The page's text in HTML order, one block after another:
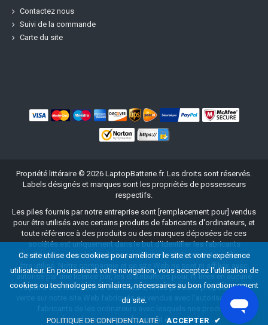
Contactez nous
Suivi de la commande
Carte du site
Propriété littéraire © 2026 LaptopBatterie.fr. Les droits sont réservés.
Labels désignés et marques sont les propriétés de possesseurs
respectifs.
Les piles fournis par notre entreprise sont [remplacement pour] vendus
pour être utilisés avec certains produits de fabricants d'ordinateurs, et
toute référence à des produits ou des marques déposées de ces
sociétés est uniquement dans le but d'identifier les fabricants
d'ordinateurs avec lesquels nos produits [remplacement pour] peut
être utilisé. Notre compagnie et ce site Web ne sont ni affiliés avec,
autorisé par une licence par, les distributeurs pour, ni liées en aucune
façon à ces fabricants d'ordinateurs, ni les produits proposés à la
vente sur notre site Web fabriqués ou vendus avec l'autorisation des
fabricants de les ordinateurs avec lesquels nos produits
[remplacement pour] peuvent être utilisés.
Ce site utilise des cookies pour améliorer le site et votre expérience
utilisateur. En poursuivant votre navigation, vous acceptez l'utilisation de
cookies ou technologies similaires, nécessaires au bon fonctionnement
du site.
POLITIQUE DE CONFIDENTIALITÉ ACCEPTER ✔